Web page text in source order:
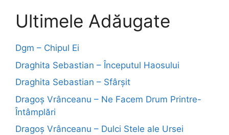
Ultimele Adăugate
Dgm – Chipul Ei
Draghita Sebastian – Începutul Haosului
Draghita Sebastian – Sfârșit
Dragoş Vrânceanu – Ne Facem Drum Printre-
Întâmplări
Dragoş Vrânceanu – Dulci Stele ale Ursei